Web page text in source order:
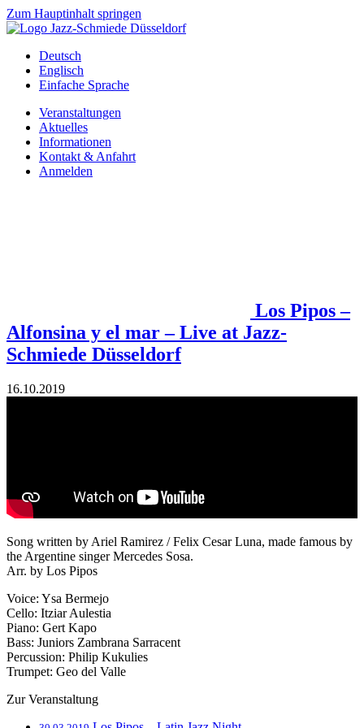
Zum Hauptinhalt springen
Deutsch
Englisch
Einfache Sprache
Veranstaltungen
Aktuelles
Informationen
Kontakt & Anfahrt
Anmelden
Los Pipos –
Alfonsina y el mar – Live at Jazz-
Schmiede Düsseldorf
16.10.2019
Song written by Ariel Ramirez / Felix Cesar Luna, made famous by
the Argentine singer Mercedes Sosa.
Arr. by Los Pipos
Voice: Ysa Bermejo
Cello: Itziar Aulestia
Piano: Gert Kapo
Bass: Juniors Zambrana Sarracent
Percussion: Philip Kukulies
Trumpet: Geo del Valle
Zur Veranstaltung